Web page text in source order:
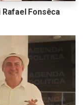
Fonsêca